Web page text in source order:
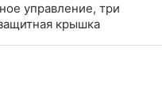
управление, три
крышка